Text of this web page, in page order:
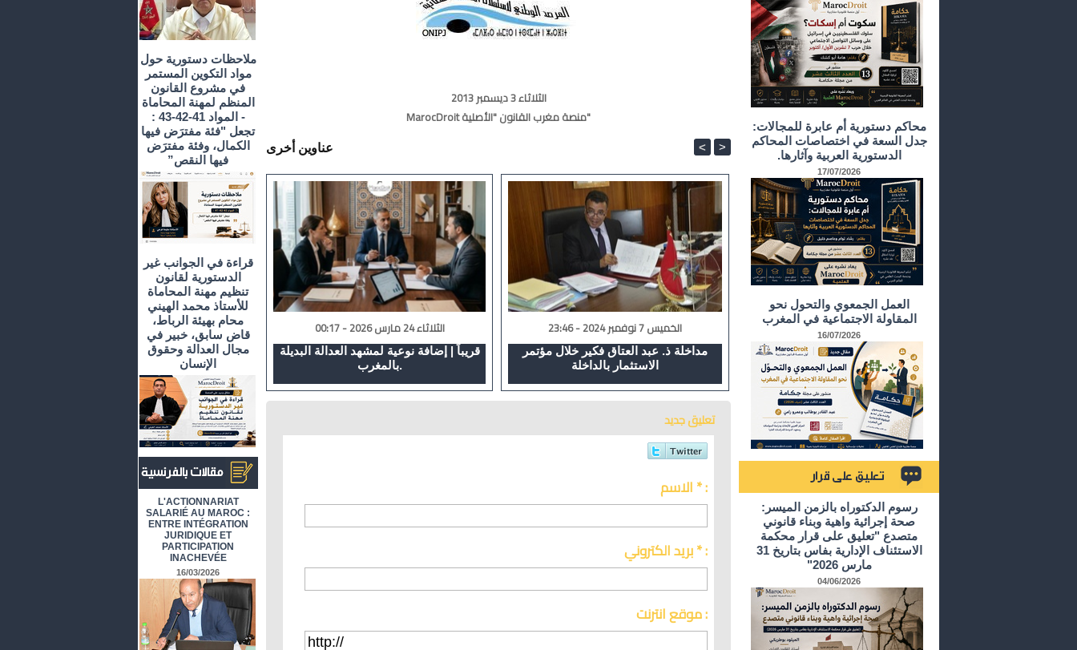
ملاحظات دستورية حول
مواد التكوين المستمر
في مشروع القانون
المنظم لمهنة المحاماة
- المواد 41-42-43 :
تجعل "فئة مفترَض فيها
الكمال، وفئة مفترَض
فيها النقص”
قراءة في الجوانب غير
الدستورية لقانون
تنظيم مهنة المحاماة
للأستاذ محمد الهيني
محام بهيئة الرباط،
قاض سابق، خبير في
مجال العدالة وحقوق
الإنسان
L'ACTIONNARIAT
SALARIÉ AU MAROC :
ENTRE INTÉGRATION
JURIDIQUE ET
PARTICIPATION
INACHEVÉE
16/03/2026
الثلاثاء 3 ديسمبر 2013
MarocDroit منصة مغرب القانون "الأصلية"
عناوين أخرى < >
الثلاثاء 24 مارس 2026 - 00:17
قريباً | إضافة نوعية لمشهد العدالة البديلة
بالمغرب.
الخميس 7 نوفمبر 2024 - 23:46
مداخلة ذ. عبد العتاق فكير خلال مؤتمر
الاستثمار بالداخلة
تعليق جديد
الاسم * :
بريد الكتروني * :
موقع انترنت :
محاكم دستورية أم عابرة للمجالات:
جدل السعة في اختصاصات المحاكم
الدستورية العربية وآثارها.
17/07/2026
العمل الجمعوي والتحول نحو
المقاولة الاجتماعية في المغرب
16/07/2026
رسوم الدكتوراه بالزمن الميسر:
صحة إجرائية واهية وبناء قانوني
متصدع "تعليق على قرار محكمة
الاستئناف الإدارية بفاس بتاريخ 31
مارس 2026"
04/06/2026